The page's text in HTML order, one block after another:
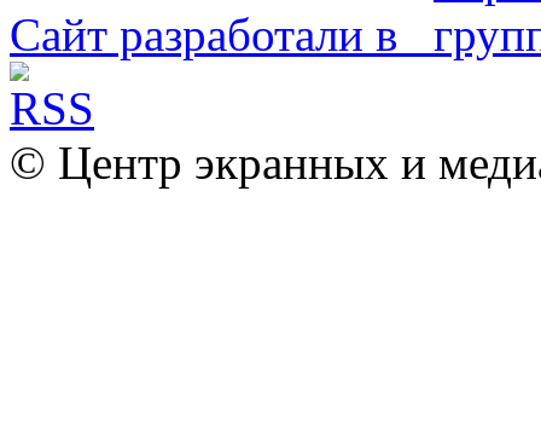
Сайт разработали в
© Центр экранных и